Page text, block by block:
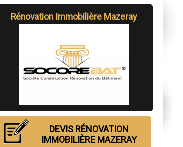
Rénovation Immobilière Mazeray
DEVIS RÉNOVATION
IMMOBILIÈRE MAZERAY